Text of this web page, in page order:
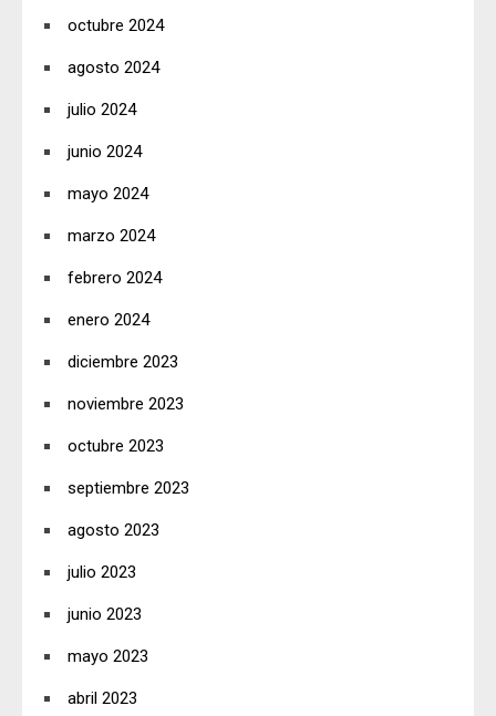
octubre 2024
agosto 2024
julio 2024
junio 2024
mayo 2024
marzo 2024
febrero 2024
enero 2024
diciembre 2023
noviembre 2023
octubre 2023
septiembre 2023
agosto 2023
julio 2023
junio 2023
mayo 2023
abril 2023